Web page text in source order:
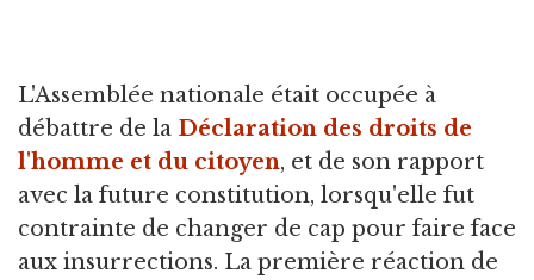
L'Assemblée nationale était occupée à
débattre de la Déclaration des droits de
l'homme et du citoyen, et de son rapport
avec la future constitution, lorsqu'elle fut
contrainte de changer de cap pour faire face
aux insurrections. La première réaction de